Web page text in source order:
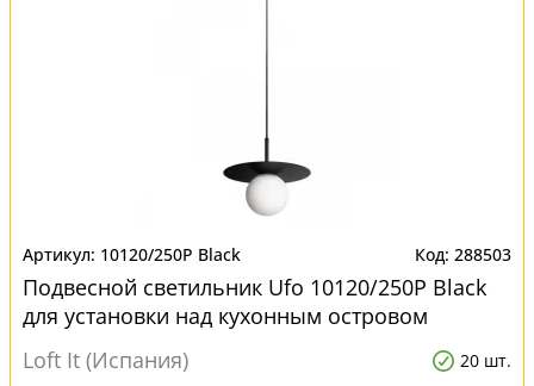
10120/250P Black 288503
Подвесной светильник Ufo 10120/250P Black
для установки над кухонным островом
Loft It (Испания)
20 шт.